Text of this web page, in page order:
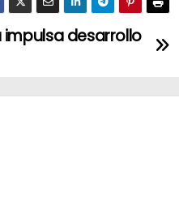
impulsa desarrollo